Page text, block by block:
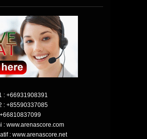
: +66931908391
: +85590337085
+66810837099
: www.arenascore.com
: www.arenascore.net